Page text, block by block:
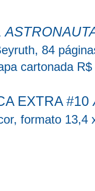
84
cartonada
EXTRA #10
formato 13,4